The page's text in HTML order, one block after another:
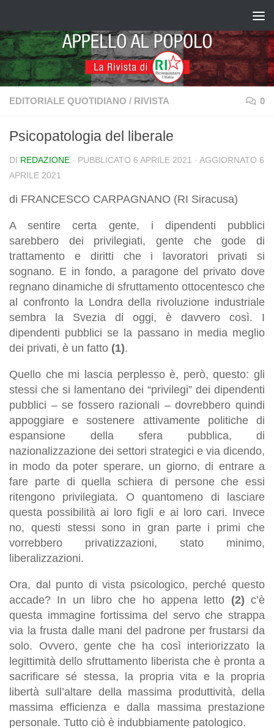
EDITORIALE QUOTIDIANO / RIVISTA 0
Psicopatologia del liberale
DI REDAZIONE · PUBBLICATO 6 APRILE 2021 · AGGIORNATO 6
APRILE 2021
di FRANCESCO CARPAGNANO (RI Siracusa)
A sentire certa gente, i dipendenti pubblici
sarebbero dei privilegiati, gente che gode di
trattamento e diritti che i lavoratori privati si
sognano. E in fondo, a paragone del privato dove
regnano dinamiche di sfruttamento ottocentesco che
al confronto la Londra della rivoluzione industriale
sembra la Svezia di oggi, è davvero così. I
dipendenti pubblici se la passano in media meglio
dei privati, è un fatto (1).
Quello che mi lascia perplesso è, però, questo: gli
stessi che si lamentano dei “privilegi” dei dipendenti
pubblici – se fossero razionali – dovrebbero quindi
appoggiare e sostenere attivamente politiche di
espansione della sfera pubblica, di
nazionalizzazione dei settori strategici e via dicendo,
in modo da poter sperare, un giorno, di entrare a
fare parte di quella schiera di persone che essi
ritengono privilegiata. O quantomeno di lasciare
questa possibilità ai loro figli e ai loro cari. Invece
no, questi stessi sono in gran parte i primi che
vorrebbero privatizzazioni, stato minimo,
liberalizzazioni.
Ora, dal punto di vista psicologico, perché questo
accade? In un libro che ho appena letto (2) c’è
questa immagine fortissima del servo che strappa
via la frusta dalle mani del padrone per frustarsi da
solo. Ovvero, gente che ha così interiorizzato la
legittimità dello sfruttamento liberista che è pronta a
sacrificare sé stessa, la propria vita e la propria
libertà sull’altare della massima produttività, della
massima efficienza e dalla massima prestazione
personale. Tutto ciò è indubbiamente patologico.